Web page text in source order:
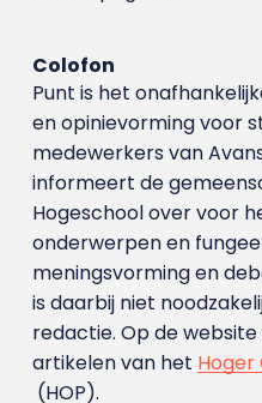
Colofon
Punt is het
en opinievorming voor
medewerkers van
informeert de
Hogeschool over voor
onderwerpen en
meningsvorming en
is daarbij niet
redactie. Op de
artikelen van het Hoger
(HOP).